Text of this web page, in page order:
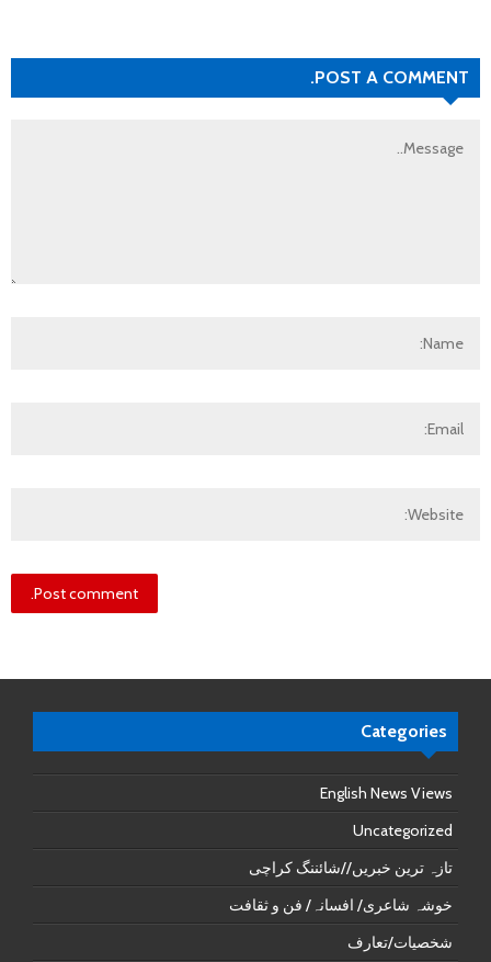
POST A COMMENT.
Categories
English News Views
Uncategorized
تازہ ترین خبریں//شائننگ کراچی
خوشہ شاعری/ افسانہ/ فن و ثقافت
شخصیات/تعارف